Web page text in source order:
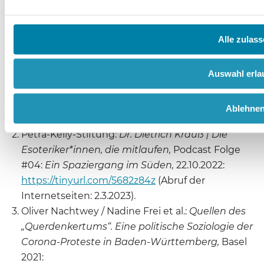
Alle
Auswahl
Anmerkungen
Auch das Thema Missbrauch wurde kürzlich in
den Medien aufgegriffen: Madeleine Londene:
Eine von vielen. Missbrauch an einer
in: Die Zeit – Verbrechen 17 (2022),
Petra-Kelly-Stiftung:Dr. Dietrich Krauß | Die
Esoteriker*innen, die mitlaufen, Podcast Folge
#04: Ein Spaziergang im Süden, 22.10.2022:
https://tinyurl.com/5682z84z (Abruf der
Internetseiten: 2.3.2023).
Oliver Nachtwey / Nadine Frei et al.: Quellen des
„Querdenkertums“. Eine politische Soziologie der
Corona-Proteste in Baden-Württemberg, Basel
2021: